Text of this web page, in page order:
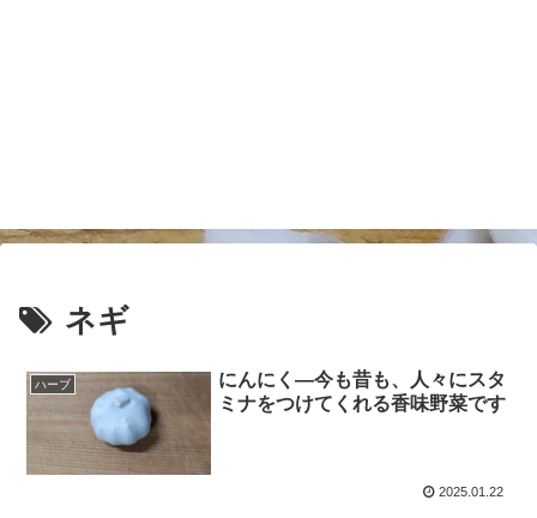
ネギ
ハーブ
にんにく―今も昔も、人々にスタ
ミナをつけてくれる香味野菜です
2025.01.22